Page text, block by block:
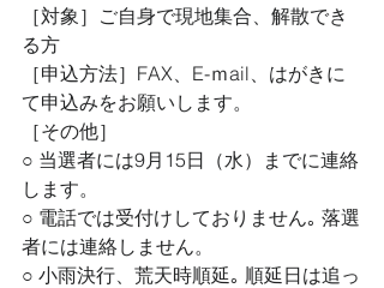
［対象］ご自身で現地集合、解散でき
る方
［申込方法］FAX、E-ｍail、はがきに
て申込みをお願いします。
［その他］
○ 当選者には9月15日（水）までに連絡
します。
○ 電話では受付けしておりません｡ 落選
者には連絡しません。
○ 小雨決行、荒天時順延｡ 順延日は追っ